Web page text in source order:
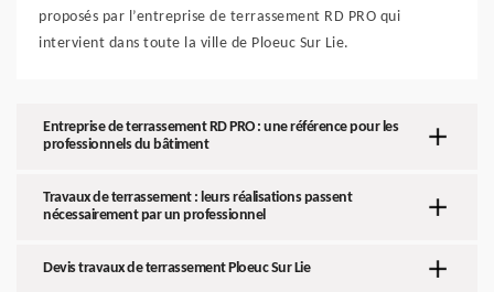
proposés par l’entreprise de terrassement RD PRO qui
intervient dans toute la ville de Ploeuc Sur Lie.
Entreprise de terrassement RD PRO : une référence pour les
professionnels du bâtiment
Travaux de terrassement : leurs réalisations passent
nécessairement par un professionnel
Devis travaux de terrassement Ploeuc Sur Lie